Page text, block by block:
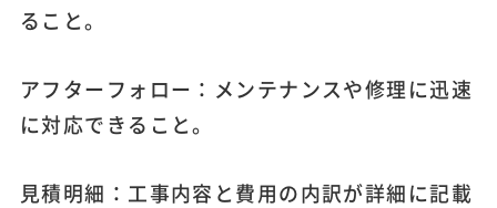
ること。
アフターフォロー：メンテナンスや修理に迅速
に対応できること。
見積明細：工事内容と費用の内訳が詳細に記載